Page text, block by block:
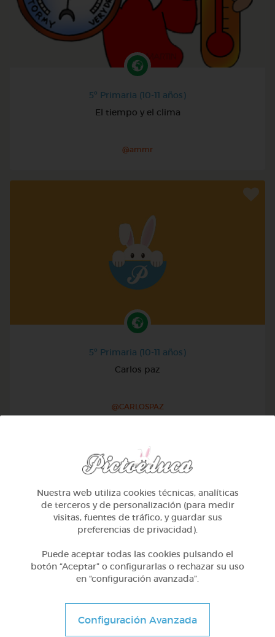
5º Primaria (10-11 años)
El tiempo y el clima
@ammr
5º Primaria (10-11 años)
Carlos paz
@CARLOSPAZ
La reconquista
Nuestra web utiliza cookies técnicas, analíticas
de terceros y de personalización (para medir
visitas, fuentes de tráfico, y guardar sus
preferencias de privacidad).
Puede aceptar todas las cookies pulsando el
botón “Aceptar” o configurarlas o rechazar su uso
en “configuración avanzada”.
Configuración Avanzada